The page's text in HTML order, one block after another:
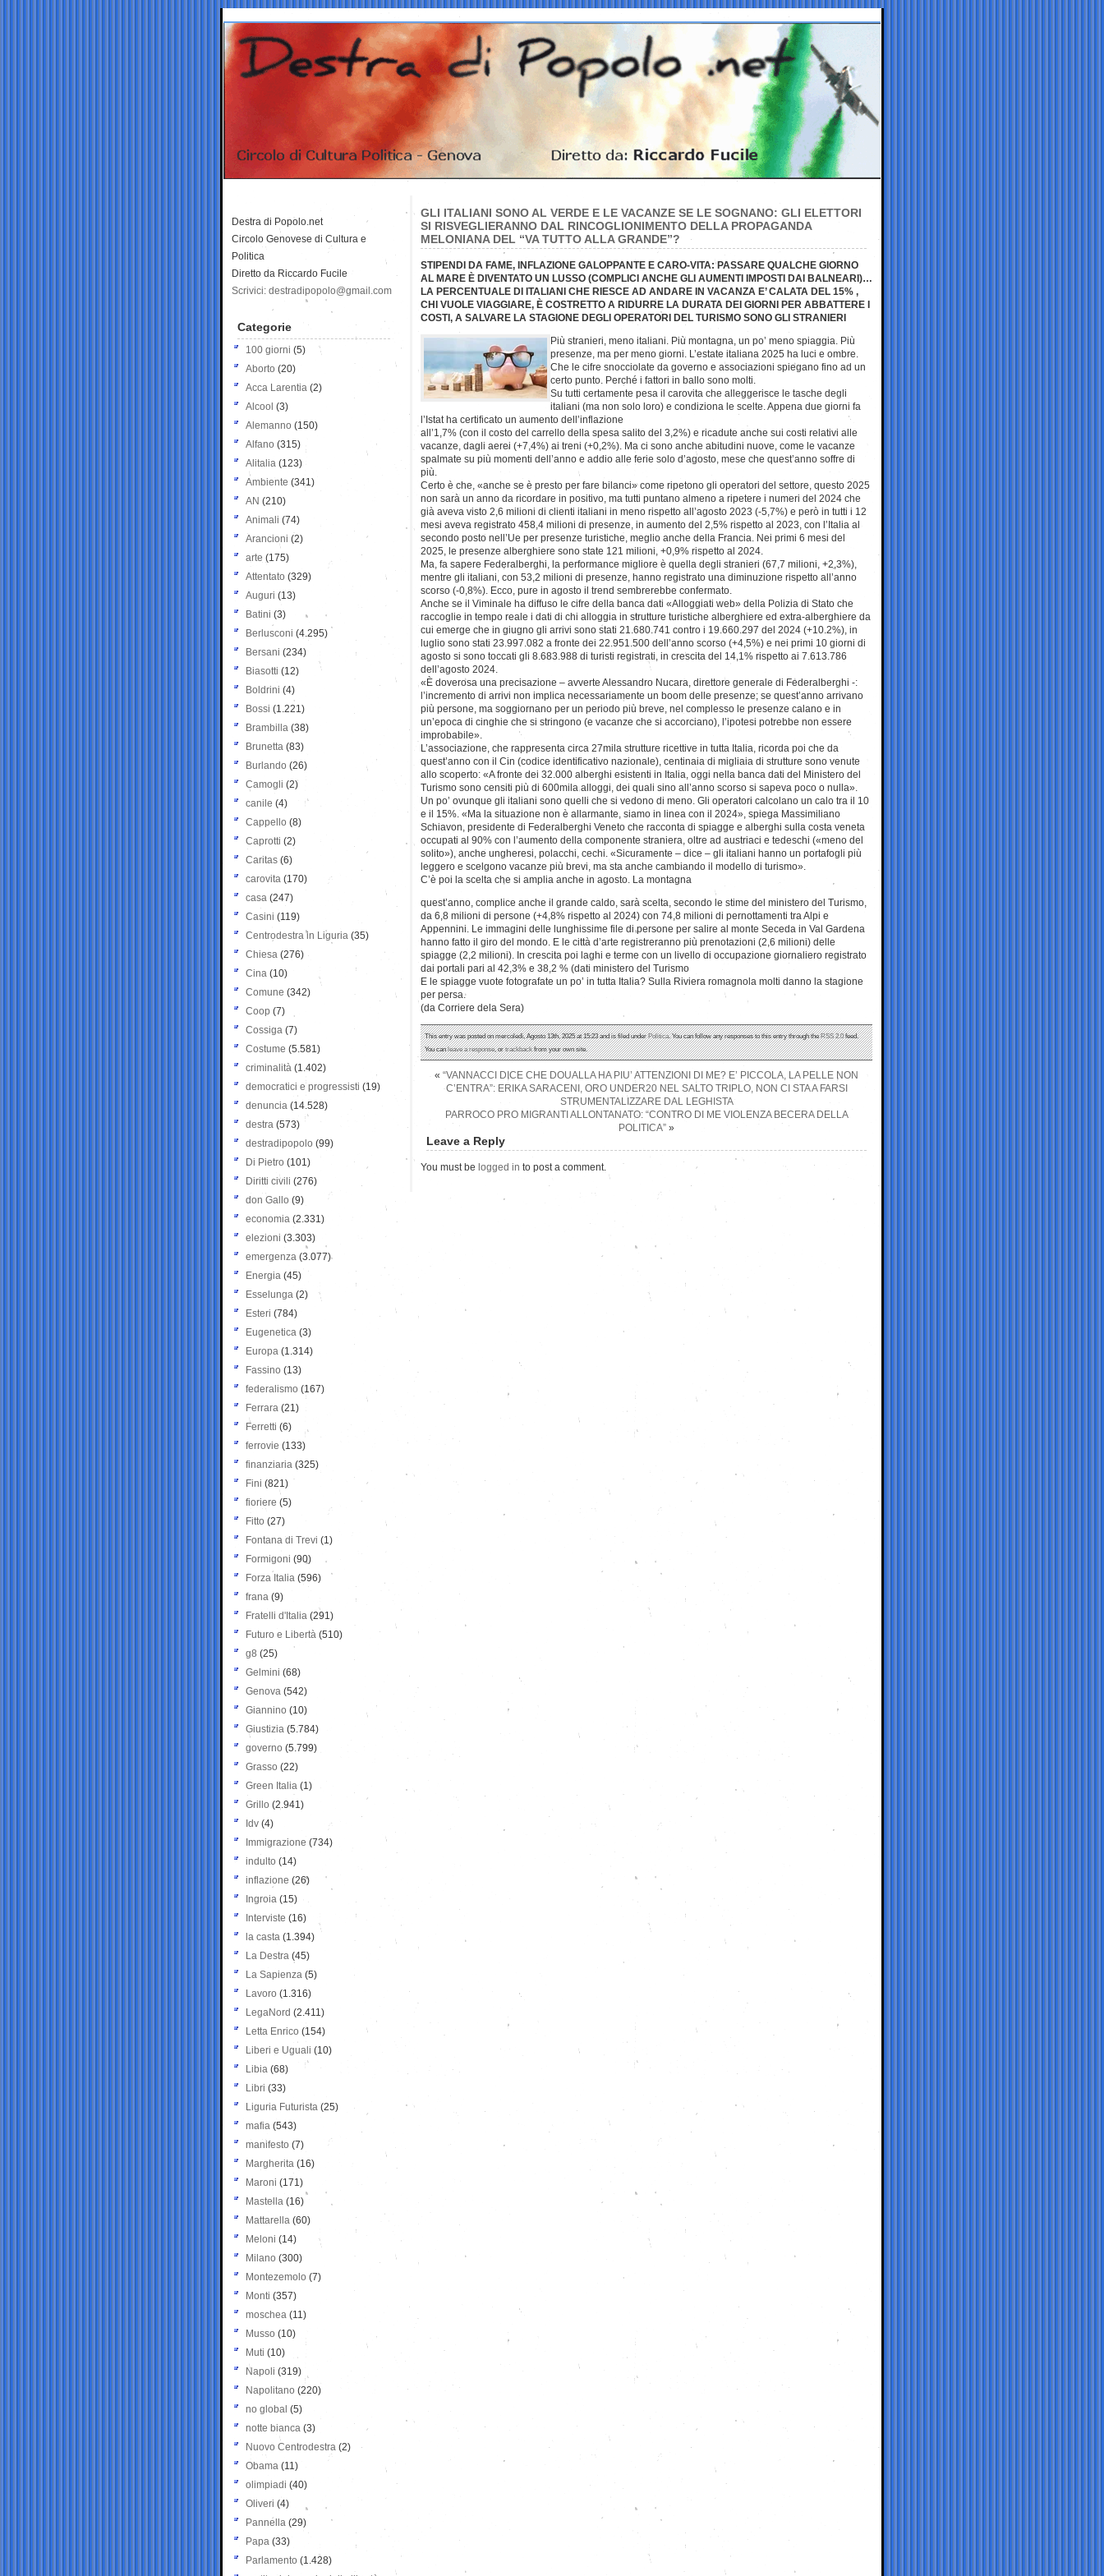
GLI ITALIANI SONO AL VERDE E LE VACANZE SE LE SOGNANO: GLI ELETTORI
SI RISVEGLIERANNO DAL RINCOGLIONIMENTO DELLA PROPAGANDA
MELONIANA DEL “VA TUTTO ALLA GRANDE”?
STIPENDI DA FAME, INFLAZIONE GALOPPANTE E CARO-VITA: PASSARE QUALCHE GIORNO
AL MARE È DIVENTATO UN LUSSO (COMPLICI ANCHE GLI AUMENTI IMPOSTI DAI BALNEARI)…
LA PERCENTUALE DI ITALIANI CHE RIESCE AD ANDARE IN VACANZA E’ CALATA DEL 15% ,
CHI VUOLE VIAGGIARE, È COSTRETTO A RIDURRE LA DURATA DEI GIORNI PER ABBATTERE I
COSTI, A SALVARE LA STAGIONE DEGLI OPERATORI DEL TURISMO SONO GLI STRANIERI
Più stranieri, meno italiani. Più montagna, un po’ meno spiaggia. Più
presenze, ma per meno giorni. L’estate italiana 2025 ha luci e ombre.
Che le cifre snocciolate da governo e associazioni spiegano fino ad un
certo punto. Perché i fattori in ballo sono molti.
Su tutti certamente pesa il carovita che alleggerisce le tasche degli
italiani (ma non solo loro) e condiziona le scelte. Appena due giorni fa
l’Istat ha certificato un aumento dell’inflazione
all’1,7% (con il costo del carrello della spesa salito del 3,2%) e ricadute anche sui costi relativi alle
vacanze, dagli aerei (+7,4%) ai treni (+0,2%). Ma ci sono anche abitudini nuove, come le vacanze
spalmate su più momenti dell’anno e addio alle ferie solo d’agosto, mese che quest’anno soffre di
più.
Certo è che, «anche se è presto per fare bilanci» come ripetono gli operatori del settore, questo 2025
non sarà un anno da ricordare in positivo, ma tutti puntano almeno a ripetere i numeri del 2024 che
già aveva visto 2,6 milioni di clienti italiani in meno rispetto all’agosto 2023 (-5,7%) e però in tutti i 12
mesi aveva registrato 458,4 milioni di presenze, in aumento del 2,5% rispetto al 2023, con l’Italia al
secondo posto nell’Ue per presenze turistiche, meglio anche della Francia. Nei primi 6 mesi del
2025, le presenze alberghiere sono state 121 milioni, +0,9% rispetto al 2024.
Ma, fa sapere Federalberghi, la performance migliore è quella degli stranieri (67,7 milioni, +2,3%),
mentre gli italiani, con 53,2 milioni di presenze, hanno registrato una diminuzione rispetto all’anno
scorso (-0,8%). Ecco, pure in agosto il trend sembrerebbe confermato.
Anche se il Viminale ha diffuso le cifre della banca dati «Alloggiati web» della Polizia di Stato che
raccoglie in tempo reale i dati di chi alloggia in strutture turistiche alberghiere ed extra-alberghiere da
cui emerge che in giugno gli arrivi sono stati 21.680.741 contro i 19.660.297 del 2024 (+10.2%), in
luglio sono stati 23.997.082 a fronte dei 22.951.500 dell’anno scorso (+4,5%) e nei primi 10 giorni di
agosto si sono toccati gli 8.683.988 di turisti registrati, in crescita del 14,1% rispetto ai 7.613.786
dell’agosto 2024.
«È doverosa una precisazione – avverte Alessandro Nucara, direttore generale di Federalberghi -:
l’incremento di arrivi non implica necessariamente un boom delle presenze; se quest’anno arrivano
più persone, ma soggiornano per un periodo più breve, nel complesso le presenze calano e in
un’epoca di cinghie che si stringono (e vacanze che si accorciano), l’ipotesi potrebbe non essere
improbabile».
L’associazione, che rappresenta circa 27mila strutture ricettive in tutta Italia, ricorda poi che da
quest’anno con il Cin (codice identificativo nazionale), centinaia di migliaia di strutture sono venute
allo scoperto: «A fronte dei 32.000 alberghi esistenti in Italia, oggi nella banca dati del Ministero del
Turismo sono censiti più di 600mila alloggi, dei quali sino all’anno scorso si sapeva poco o nulla».
Un po’ ovunque gli italiani sono quelli che si vedono di meno. Gli operatori calcolano un calo tra il 10
e il 15%. «Ma la situazione non è allarmante, siamo in linea con il 2024», spiega Massimiliano
Schiavon, presidente di Federalberghi Veneto che racconta di spiagge e alberghi sulla costa veneta
occupati al 90% con l’aumento della componente straniera, oltre ad austriaci e tedeschi («meno del
solito»), anche ungheresi, polacchi, cechi. «Sicuramente – dice – gli italiani hanno un portafogli più
leggero e scelgono vacanze più brevi, ma sta anche cambiando il modello di turismo».
C’è poi la scelta che si amplia anche in agosto. La montagna
quest’anno, complice anche il grande caldo, sarà scelta, secondo le stime del ministero del Turismo,
da 6,8 milioni di persone (+4,8% rispetto al 2024) con 74,8 milioni di pernottamenti tra Alpi e
Appennini. Le immagini delle lunghissime file di persone per salire al monte Seceda in Val Gardena
hanno fatto il giro del mondo. E le città d’arte registreranno più prenotazioni (2,6 milioni) delle
spiagge (2,2 milioni). In crescita poi laghi e terme con un livello di occupazione giornaliero registrato
dai portali pari al 42,3% e 38,2 % (dati ministero del Turismo
E le spiagge vuote fotografate un po’ in tutta Italia? Sulla Riviera romagnola molti danno la stagione
per persa.
(da Corriere dela Sera)
This entry was posted on mercoledì, Agosto 13th, 2025 at 15:23 and is filed underPolitica. You can follow any responses to this entry through theRSS 2.0feed.
You canleave a response, ortrackbackfrom your own site.
« “VANNACCI DICE CHE DOUALLA HA PIU’ ATTENZIONI DI ME? E’ PICCOLA, LA PELLE NON
C’ENTRA”: ERIKA SARACENI, ORO UNDER20 NEL SALTO TRIPLO, NON CI STA A FARSI
STRUMENTALIZZARE DAL LEGHISTA
PARROCO PRO MIGRANTI ALLONTANATO: “CONTRO DI ME VIOLENZA BECERA DELLA
POLITICA” »
Leave a Reply
You must be logged in to post a comment.
Destra di Popolo.net
Circolo Genovese di Cultura e
Politica
Diretto da Riccardo Fucile
Scrivici: destradipopolo@gmail.com
Categorie
100 giorni (5)
Aborto (20)
Acca Larentia (2)
Alcool (3)
Alemanno (150)
Alfano (315)
Alitalia (123)
Ambiente (341)
AN (210)
Animali (74)
Arancioni (2)
arte (175)
Attentato (329)
Auguri (13)
Batini (3)
Berlusconi (4.295)
Bersani (234)
Biasotti (12)
Boldrini (4)
Bossi (1.221)
Brambilla (38)
Brunetta (83)
Burlando (26)
Camogli (2)
canile (4)
Cappello (8)
Caprotti (2)
Caritas (6)
carovita (170)
casa (247)
Casini (119)
Centrodestra in Liguria (35)
Chiesa (276)
Cina (10)
Comune (342)
Coop (7)
Cossiga (7)
Costume (5.581)
criminalità (1.402)
democratici e progressisti (19)
denuncia (14.528)
destra (573)
destradipopolo (99)
Di Pietro (101)
Diritti civili (276)
don Gallo (9)
economia (2.331)
elezioni (3.303)
emergenza (3.077)
Energia (45)
Esselunga (2)
Esteri (784)
Eugenetica (3)
Europa (1.314)
Fassino (13)
federalismo (167)
Ferrara (21)
Ferretti (6)
ferrovie (133)
finanziaria (325)
Fini (821)
fioriere (5)
Fitto (27)
Fontana di Trevi (1)
Formigoni (90)
Forza Italia (596)
frana (9)
Fratelli d'Italia (291)
Futuro e Libertà (510)
g8 (25)
Gelmini (68)
Genova (542)
Giannino (10)
Giustizia (5.784)
governo (5.799)
Grasso (22)
Green Italia (1)
Grillo (2.941)
Idv (4)
Immigrazione (734)
indulto (14)
inflazione (26)
Ingroia (15)
Interviste (16)
la casta (1.394)
La Destra (45)
La Sapienza (5)
Lavoro (1.316)
LegaNord (2.411)
Letta Enrico (154)
Liberi e Uguali (10)
Libia (68)
Libri (33)
Liguria Futurista (25)
mafia (543)
manifesto (7)
Margherita (16)
Maroni (171)
Mastella (16)
Mattarella (60)
Meloni (14)
Milano (300)
Montezemolo (7)
Monti (357)
moschea (11)
Musso (10)
Muti (10)
Napoli (319)
Napolitano (220)
no global (5)
notte bianca (3)
Nuovo Centrodestra (2)
Obama (11)
olimpiadi (40)
Oliveri (4)
Pannella (29)
Papa (33)
Parlamento (1.428)